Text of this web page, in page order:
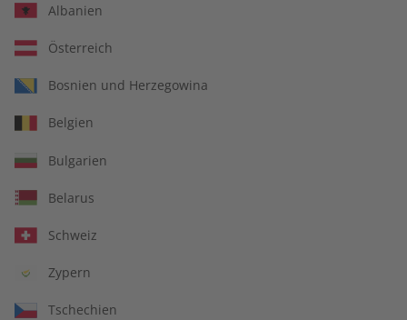
Albanien
Österreich
Bosnien und Herzegowina
Belgien
Bulgarien
Belarus
Schweiz
Zypern
Tschechien